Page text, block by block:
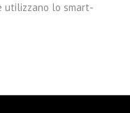
utilizzano lo smart-